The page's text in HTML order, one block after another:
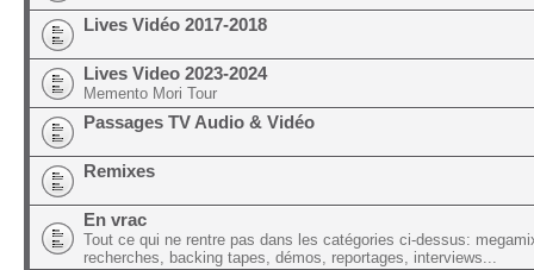
Lives Vidéo 2017-2018
Lives Video 2023-2024
Memento Mori Tour
Passages TV Audio & Vidéo
Remixes
En vrac
Tout ce qui ne rentre pas dans les catégories ci-dessus:
recherches, backing tapes, démos, reportages, interviews...